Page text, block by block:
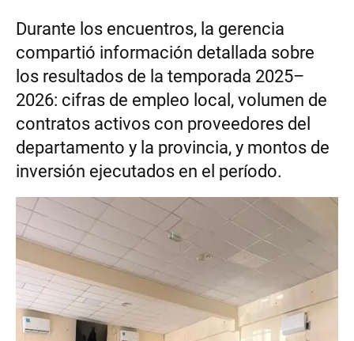
Durante los encuentros, la gerencia
compartió información detallada sobre
los resultados de la temporada 2025–
2026: cifras de empleo local, volumen de
contratos activos con proveedores del
departamento y la provincia, y montos de
inversión ejecutados en el período.